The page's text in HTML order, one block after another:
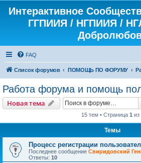
Интерактивное
ГГПИИЯ / НГПИИЯ /
FAQ
Список форумов ПОМОЩЬ ПО ФОРУМУ
Работа форума и помощь
Новая тема
15 тем • Страница 1 из
Темы
Процесс регистрации
Последнее сообщение Свиридовский
Ответы: 10